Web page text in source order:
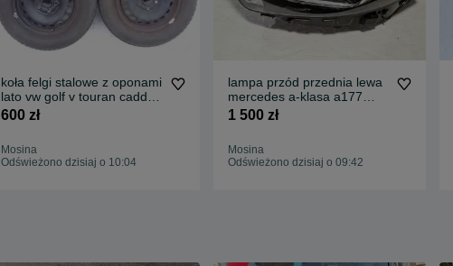
koła felgi stalowe z oponami
lato vw golf v touran caddy
15 195/65r15
600 zł
Mosina
Odświeżono dzisiaj o 10:04
lampa przód przednia lewa
mercedes a-klasa a177
w177 a177 multibean led
1 500 zł
Mosina
Odświeżono dzisiaj o 09:42